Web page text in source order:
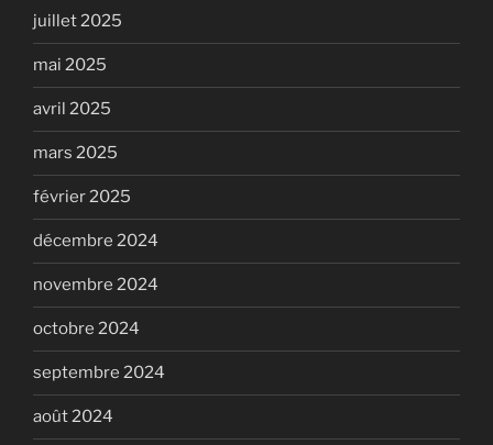
juillet 2025
mai 2025
avril 2025
mars 2025
février 2025
décembre 2024
novembre 2024
octobre 2024
septembre 2024
août 2024